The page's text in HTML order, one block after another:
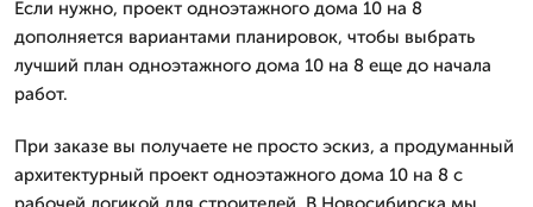
Если нужно, проект одноэтажного дома 10 на 8
дополняется вариантами планировок, чтобы выбрать
лучший план одноэтажного дома 10 на 8 еще до начала
работ.
При заказе вы получаете не просто эскиз, а продуманный
архитектурный проект одноэтажного дома 10 на 8 с